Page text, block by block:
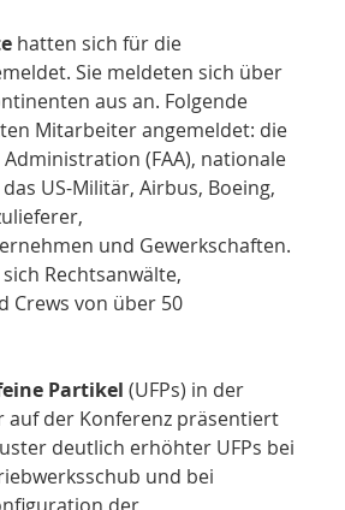
hatten sich für die
Sie meldeten sich über
aus an. Folgende
Mitarbeiter angemeldet: die
Administration (FAA), nationale
US-Militär, Airbus, Boeing,
und Gewerkschaften.
Rechtsanwälte,
Crews von über 50
Partikel (UFPs) in der
auf der Konferenz präsentiert
deutlich erhöhter UFPs bei
und bei